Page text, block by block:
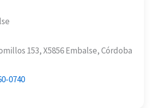
153, X5856 Embalse, Córdoba
0740